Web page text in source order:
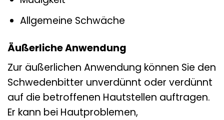
Allgemeine Schwäche
Äußerliche Anwendung
Zur äußerlichen Anwendung können Sie den
Schwedenbitter unverdünnt oder verdünnt
auf die betroffenen Hautstellen auftragen.
Er kann bei Hautproblemen,